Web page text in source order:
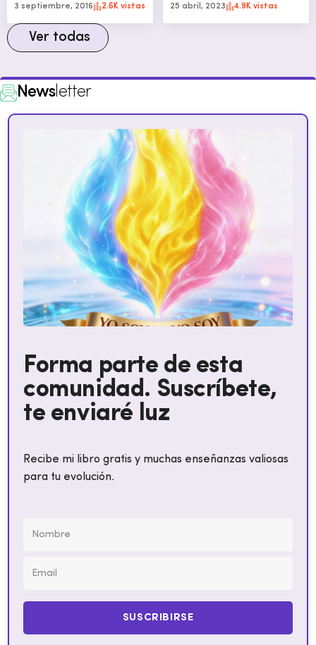
3 septiembre, 2016 2.6K vistas 25 abril, 2023 4.9K vistas
Ver todas
Newsletter
Forma parte de esta
comunidad. Suscríbete,
te enviaré luz
Recibe mi libro gratis y muchas enseñanzas valiosas
para tu evolución.
SUSCRIBIRSE